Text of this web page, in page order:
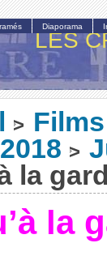
LES
>
>
la
la
Diaporama